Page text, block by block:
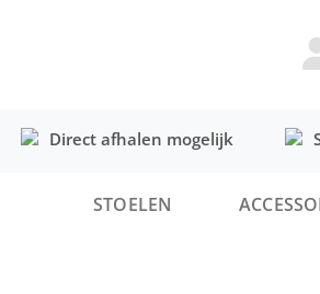
Direct afhalen mogelijk
STOELEN